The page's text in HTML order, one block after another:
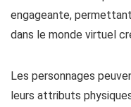
engageante,
dans le monde virtuel
Les personnages
leurs attributs